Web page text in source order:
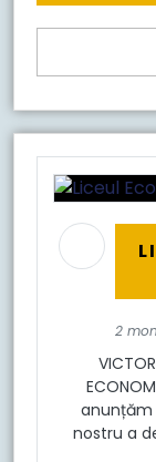
2
anunțăm
nostru a